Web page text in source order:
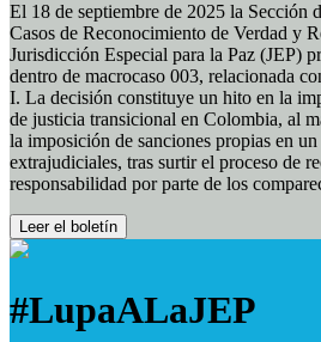
El 18 de septiembre de 2025 la Sección
Casos de Reconocimiento de Verdad y
Jurisdicción Especial para la Paz (JEP)
dentro de macrocaso 003, relacionada
I. La decisión constituye un hito en la
de justicia transicional en Colombia, al
la imposición de sanciones propias en
extrajudiciales, tras surtir el proceso de
responsabilidad por parte de los
Leer el boletín
#LupaALaJEP